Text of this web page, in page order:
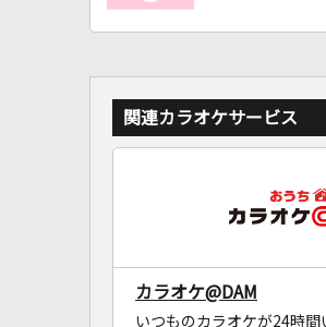
関連カラオケサービス
カラオケ@DAM
いつものカラオケが24時間